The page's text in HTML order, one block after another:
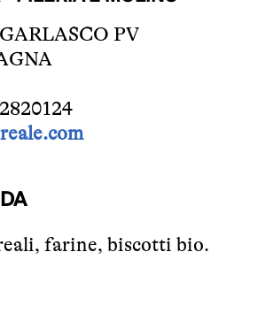
PV
farine, biscotti bio.